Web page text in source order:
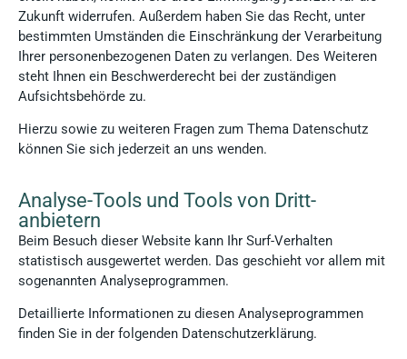
Zukunft widerrufen. Außerdem haben Sie das Recht, unter
bestimmten Umständen die Einschränkung der Verarbeitung
Ihrer personenbezogenen Daten zu verlangen. Des Weiteren
steht Ihnen ein Beschwerderecht bei der zuständigen
Aufsichtsbehörde zu.
Hierzu sowie zu weiteren Fragen zum Thema Datenschutz
können Sie sich jederzeit an uns wenden.
Analyse-Tools und Tools von Dritt­
anbietern
Beim Besuch dieser Website kann Ihr Surf-Verhalten
statistisch ausgewertet werden. Das geschieht vor allem mit
sogenannten Analyseprogrammen.
Detaillierte Informationen zu diesen Analyseprogrammen
finden Sie in der folgenden Datenschutzerklärung.